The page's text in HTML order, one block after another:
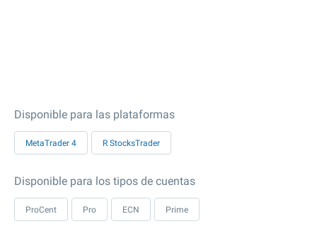
Disponible para las plataformas
MetaTrader 4 R StocksTrader
Disponible para los tipos de cuentas
ProCent Pro ECN Prime